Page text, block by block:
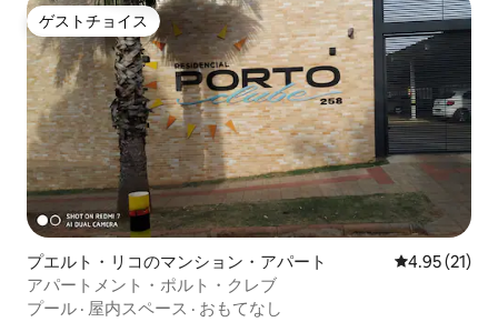
ゲストチョイス
ゲストチョイス
プエルト・リコのマンション・アパート レビュー21
4.95 (21)
アパートメント・ポルト・クレブ
プール · 屋内スペース · おもてなし